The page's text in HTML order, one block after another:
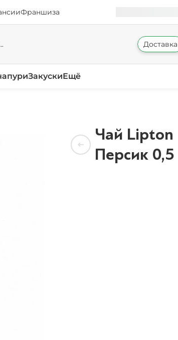
Франшиза
Доставка
ЗакускиЕщё
Чай Lipton
Персик 0,5